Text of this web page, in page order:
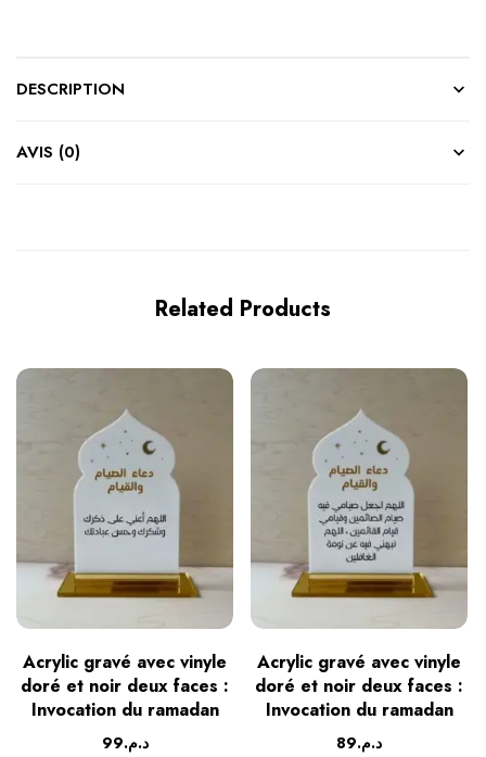
DESCRIPTION
AVIS (0)
Related Products
Acrylic gravé avec vinyle
doré et noir deux faces :
Invocation du ramadan
د.م.99
Acrylic gravé avec vinyle
doré et noir deux faces :
Invocation du ramadan
د.م.89